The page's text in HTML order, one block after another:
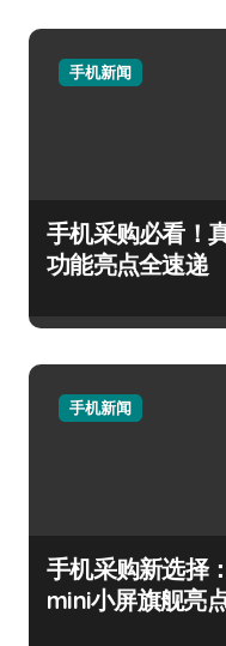
手机新闻
手机采购必看！
功能亮点全速递
手机新闻
手机采购新选择
mini小屏旗舰亮